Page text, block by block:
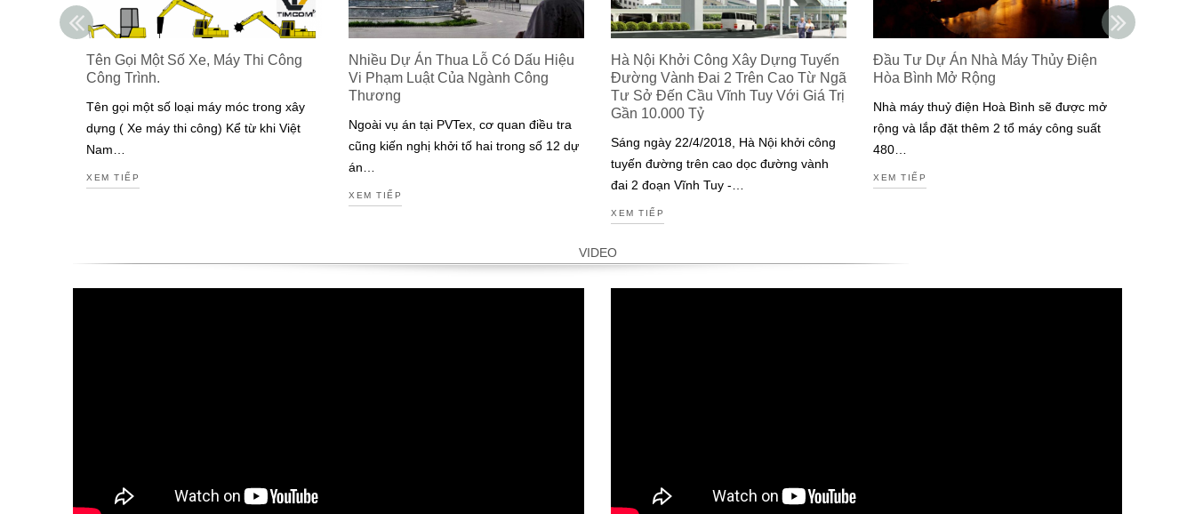
Tên Gọi Một Số Xe, Máy Thi Công
Công Trình.
Tên gọi một số loại máy móc trong xây
dựng ( Xe máy thi công) Kể từ khi Việt
Nam…
XEM TIẾP
Nhiều Dự Án Thua Lỗ Có Dấu Hiệu
Vi Phạm Luật Của Ngành Công
Thương
Ngoài vụ án tại PVTex, cơ quan điều tra
cũng kiến nghị khởi tố hai trong số 12 dự
án…
XEM TIẾP
Hà Nội Khởi Công Xây Dựng Tuyến
Đường Vành Đai 2 Trên Cao Từ Ngã
Tư Sở Đến Cầu Vĩnh Tuy Với Giá Trị
Gần 10.000 Tỷ
Sáng ngày 22/4/2018, Hà Nội khởi công
tuyến đường trên cao dọc đường vành
đai 2 đoạn Vĩnh Tuy -…
XEM TIẾP
Đầu Tư Dự Án Nhà Máy Thủy Điện
Hòa Bình Mở Rộng
Nhà máy thuỷ điện Hoà Bình sẽ được mở
rộng và lắp đặt thêm 2 tổ máy công suất
480…
XEM TIẾP
VIDEO